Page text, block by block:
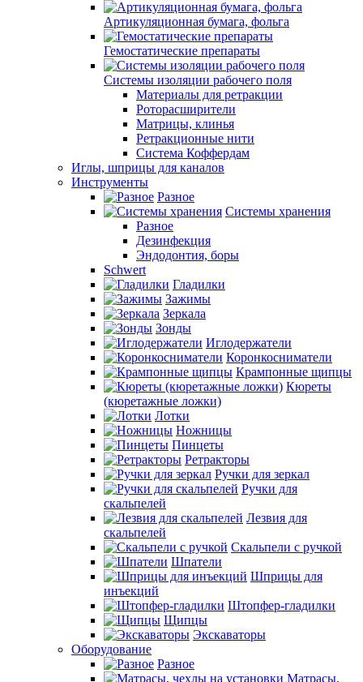
Артикуляционная бумага, фольга
Гемостатические препараты
Системы изоляции рабочего поля
Материалы для ретракции
Роторасширители
Матрицы, клинья
Ретракционные нити
Система Коффердам
Иглы, шприцы для каналов
Инструменты
Разное
Системы хранения
Разное
Дезинфекция
Эндодонтия, боры
Schwert
Гладилки
Зажимы
Зеркала
Зонды
Иглодержатели
Коронкосниматели
Крампонные щипцы
Кюреты
(кюретажные ложки)
Лотки
Ножницы
Пинцеты
Ретракторы
Ручки для зеркал
Ручки для
скальпелей
Лезвия для
скальпелей
Скальпели с ручкой
Шпатели
Шприцы для
инъекций
Штопфер-гладилки
Щипцы
Экскаваторы
Оборудование
Разное
Матрасы,